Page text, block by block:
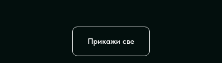
Прикажи све